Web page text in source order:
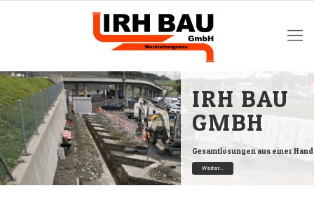
IRH BAU
GMBH
Gesamtlösungen aus einer
Weiter...